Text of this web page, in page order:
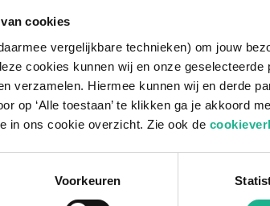
cookies
vergelijkbare technieken) om jouw
cookies kunnen wij en onze geselecteerde
verzamelen. Hiermee kunnen wij en derde
op ‘Alle toestaan’ te klikken ga je akkoord
in ons cookie overzicht. Zie ook de
Voorkeuren